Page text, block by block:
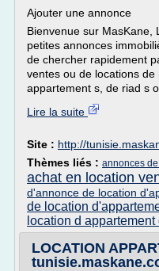
Ajouter une annonce
Bienvenue sur MasKane,
petites annonces
de chercher rapidement
ventes ou de locations de
appartement s, de riad s
Lire la suite
Site : http://
Thèmes liés : annonces
achat en location
d'annonce de location
de location
location d
LOCATION